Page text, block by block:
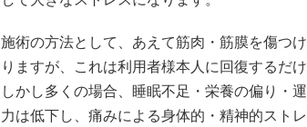
施術の方法として、あえて筋肉・筋膜を傷つ
りますが、これは利用者様本人に回復するだ
しかし多くの場合、睡眠不足・栄養の偏り・
力は低下し、痛みによる身体的・精神的スト